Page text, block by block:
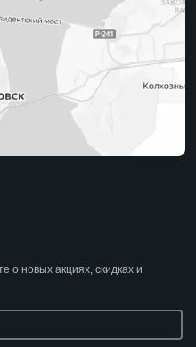
о новых акциях, скидках и